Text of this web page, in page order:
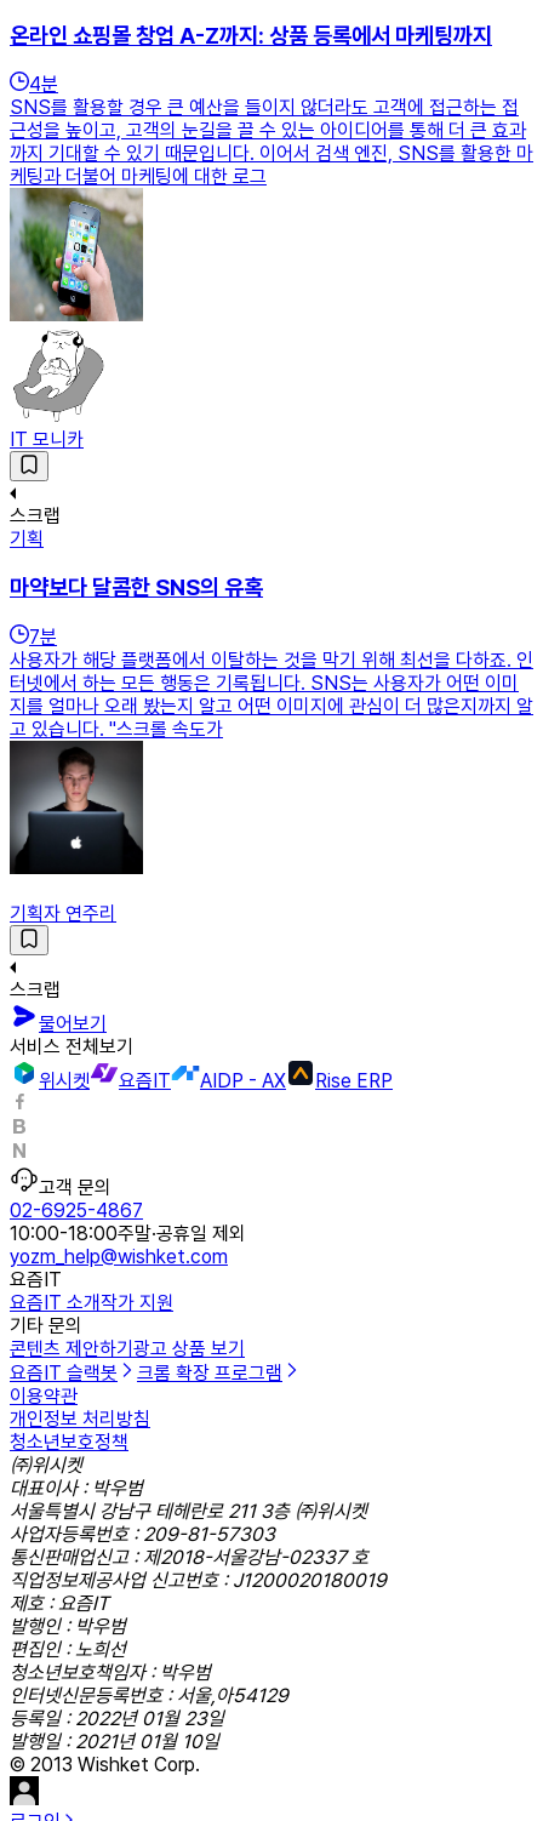
온라인 쇼핑몰 창업 A-Z까지: 상품 등록에서 마케팅까지
4분
SNS를 활용할 경우 큰 예산을 들이지 않더라도 고객에 접근하는 접
근성을 높이고, 고객의 눈길을 끌 수 있는 아이디어를 통해 더 큰 효과
까지 기대할 수 있기 때문입니다. 이어서 검색 엔진, SNS를 활용한 마
케팅과 더불어 마케팅에 대한 로그
IT 모니카
스크랩
기획
마약보다 달콤한 SNS의 유혹
7분
사용자가 해당 플랫폼에서 이탈하는 것을 막기 위해 최선을 다하죠. 인
터넷에서 하는 모든 행동은 기록됩니다. SNS는 사용자가 어떤 이미
지를 얼마나 오래 봤는지 알고 어떤 이미지에 관심이 더 많은지까지 알
고 있습니다. "스크롤 속도가
기획자 연주리
스크랩
물어보기
서비스 전체보기
위시켓
요즘IT AIDP - AX Rise ERP
고객 문의
02-6925-4867
10:00-18:00주말·공휴일 제외
yozm_help@wishket.com
요즘IT
요즘IT 소개작가 지원
기타 문의
콘텐츠 제안하기광고 상품 보기
요즘IT 슬랙봇
크롬 확장 프로그램
이용약관
개인정보 처리방침
청소년보호정책
㈜위시켓
대표이사 : 박우범
서울특별시 강남구 테헤란로 211 3층 ㈜위시켓
사업자등록번호 : 209-81-57303
통신판매업신고 : 제2018-서울강남-02337 호
직업정보제공사업 신고번호 : J1200020180019
제호 : 요즘IT
발행인 : 박우범
편집인 : 노희선
청소년보호책임자 : 박우범
인터넷신문등록번호 : 서울,아54129
등록일 : 2022년 01월 23일
발행일 : 2021년 01월 10일
© 2013 Wishket Corp.